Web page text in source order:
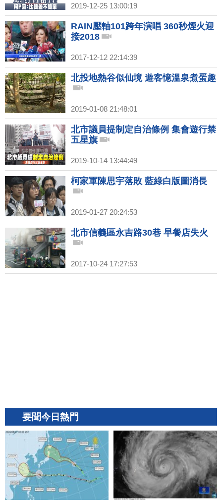
2019-12-25 13:00:19
RAIN壓軸101跨年演唱 360秒煙火迎
接2018
2017-12-12 22:14:39
北投地熱谷似仙境 遊客憶溫泉煮蛋趣
2019-01-08 21:48:01
北市議員提制定自治條例 集會遊行禁
五星旗
2019-10-14 13:44:49
柯家軍陳思宇落敗 藍綠白版圖消長
2019-01-27 20:24:53
北市信義區永吉路30巷 早餐店失火
2017-10-24 17:27:53
要聞今日熱門